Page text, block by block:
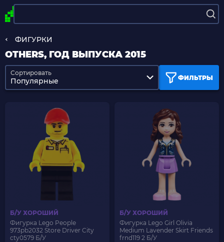
ФИГУРКИ
OTHERS, ГОД ВЫПУСКА 2015
ФИЛЬТРЫ
Сортировать
Популярные
Б/У ХОРОШИЙ
Фигурка Lego People
973pb2032 Store Driver City
cty0579 Б/У
Б/У ХОРОШИЙ
Фигурка Lego Girl Olivia
Medium Lavender Skirt Friends
frnd119 2 Б/У